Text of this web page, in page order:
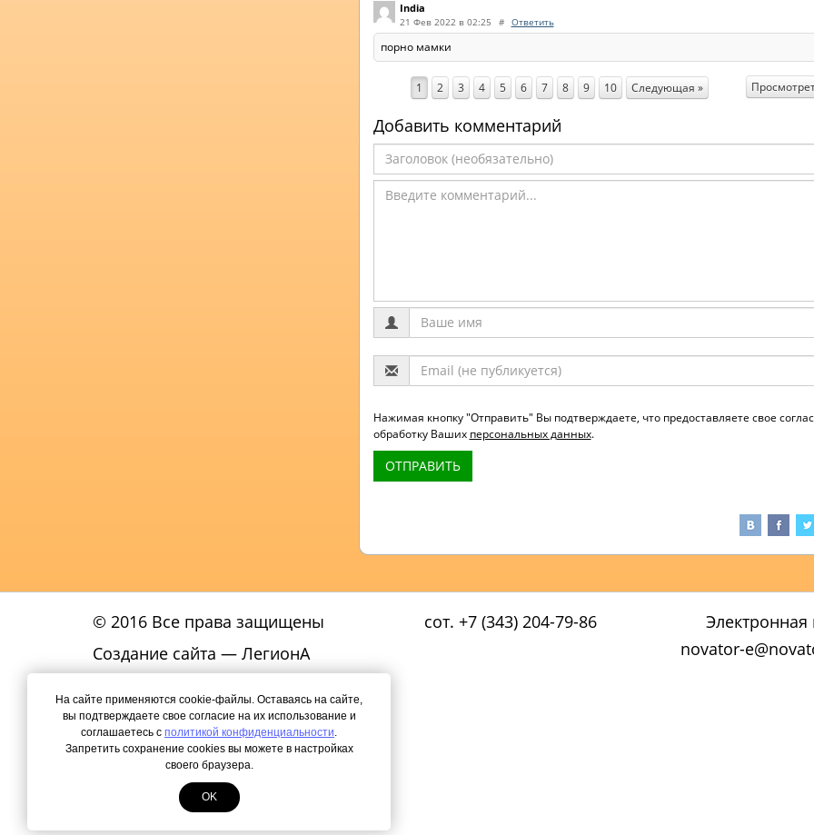
India
21 Фев 2022 в 02:25 # Ответить
порно мамки
1 2 3 4 5 6 7 8 9 10 Следующая »
Добавить комментарий
Нажимая кнопку "Отправить" Вы подтверждаете, что предоставляете свое
обработку Ваших персональных данных.
ОТПРАВИТЬ
© 2016 Все права защищены
Создание сайта — ЛегионА
конфиденциальности
КАРТА САЙТА
сот. +7 (343) 204-79-86
Электронная
novator-
На сайте применяются cookie-файлы. Оставаясь на сайте,
вы подтверждаете свое согласие на их использование и
соглашаетесь с политикой конфиденциальности.
Запретить сохранение cookies вы можете в настройках
своего браузера.
OK